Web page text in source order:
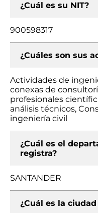
¿Cuál es su NIT?
900598317
¿Cuáles son sus
Actividades de
conexas de
profesionales
análisis técnicos,
ingeniería civil
¿Cuál es el
registra?
SANTANDER
¿Cuál es la